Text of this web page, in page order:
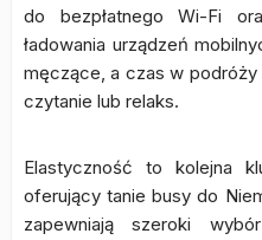
do bezpłatnego Wi-Fi
ładowania urządzeń
męczące, a czas w
czytanie lub relaks.
Elastyczność to kolejna
oferujący tanie busy do
zapewniają szeroki